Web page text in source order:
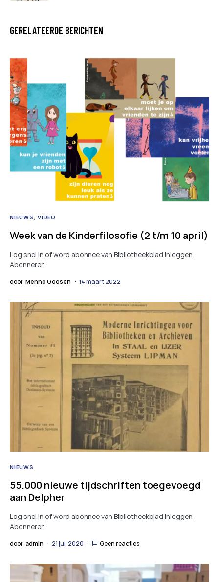
GERELATEERDE BERICHTEN
NIEUWS VIDEO
Week van de Kinderfilosofie (2 t/m 10 april)
Log snel in of word abonnee van Bibliotheekblad Inloggen
Abonneren
door Menno Goosen 14 maart 2022
NIEUWS
55.000 nieuwe tijdschriften toegevoegd
aan Delpher
Log snel in of word abonnee van Bibliotheekblad Inloggen
Abonneren
door admin 21 juli 2020 Geen reacties